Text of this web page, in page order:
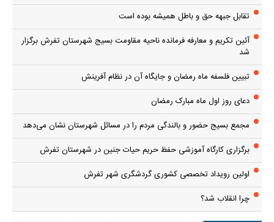
تقابل جبهه حق و باطل همیشه بوده است
آئین تکریم و معارفه فرمانده ناحیه مقاومت بسیج شهرستان تفرش برگزار
شد
تبیین فلسفه ماه رمضان و جایگاه آن در نظام آفرینش
دعای روز اول ماه مبارک رمضان
مجمع بسیج حضور و بالندگی مردم را در مسائل شهرستان نشان می‌دهد
برگزاری کارگاه آموزشی حفظ حریم حیات جنین در شهرستان تفرش
اولین رویداد تخصصی کشوری گردشگری شهر تفرش
چرا انقلاب شد؟